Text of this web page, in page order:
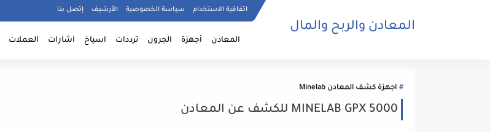
اتفاقية الاستخدام سياسة الخصوصية الأرشيف إتصل بنا
المعادن والربح والمال
المعادن أجهزة الجرون ترددات اسياخ اشارات العملات
اجهزة كشف المعادن Minelab
MINELAB GPX 5000 للكشف عن المعادن